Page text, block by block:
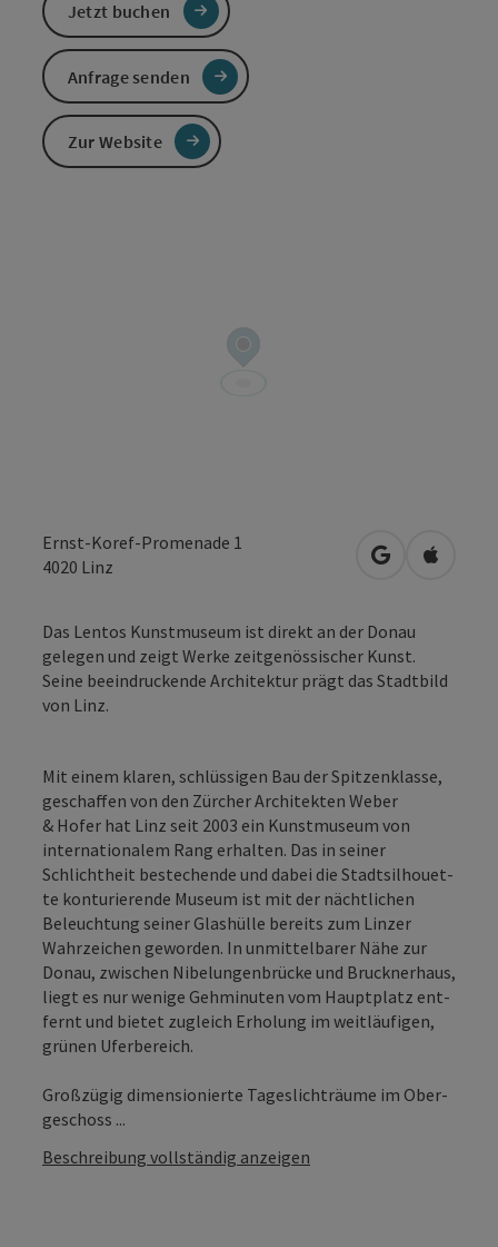
Ernst-Koref-Promenade 1
4020 Linz in Google
in
Das Lentos Kunstmuseum ist direkt an der Donau
gelegen und zeigt Werke zeitgenössischer Kunst.
Seine beeindruckende Architektur prägt das Stadtbild
von Linz.
Mit einem kla­ren, schlüs­si­gen Bau der Spit­zen­klas­se,
geschaf­fen von den Zür­cher Archi­tek­ten Weber
& Hofer hat Linz seit 2003 ein Kunst­mu­se­um von
inter­na­tio­na­lem Rang erhal­ten. Das in sei­ner
Schlicht­heit bestechen­de und dabei die Stadt­sil­hou­et­
te kon­tu­rie­ren­de Muse­um ist mit der nächt­li­chen
Beleuch­tung sei­ner Glas­hül­le bereits zum Lin­zer
Wahr­zei­chen gewor­den. In unmit­tel­ba­rer Nähe zur
Donau, zwi­schen Nibe­lun­gen­brü­cke und Bruck­ner­haus,
liegt es nur weni­ge Geh­mi­nu­ten vom Haupt­platz ent­
fernt und bie­tet zugleich Erho­lung im weit­läu­fi­gen,
grü­nen Uferbereich.
Groß­zü­gig dimen­sio­nier­te Tages­licht­räu­me im Ober­
ge­schoss ...
Beschreibung vollständig anzeigen
Jetzt buchen
Anfrage senden
Zur Website